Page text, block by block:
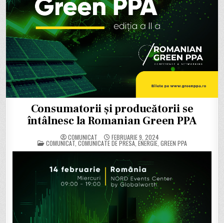
Consumatorii și producătorii se
întâlnesc la Romanian Green PPA
COMUNICAT FEBRUARIE 9, 2024
POSTED
IN
COMUNICAT, COMUNICATE DE PRESA, ENERGIE, GREEN PPA